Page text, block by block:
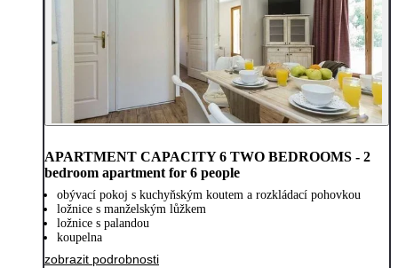
APARTMENT CAPACITY 6 TWO BEDROOMS - 2
bedroom apartment for 6 people
obývací pokoj s kuchyňským koutem a rozkládací pohovkou
ložnice s manželským lůžkem
ložnice s palandou
koupelna
zobrazit podrobnosti